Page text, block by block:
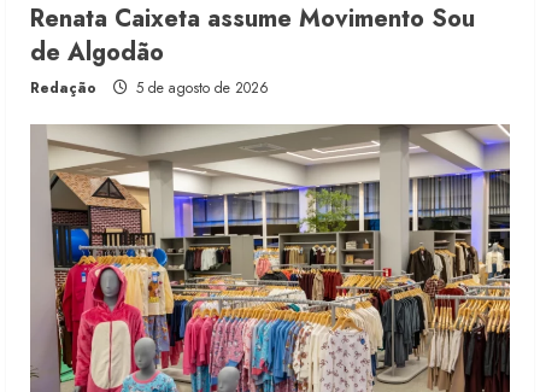
Renata Caixeta assume Movimento Sou
de Algodão
Redação 5 de agosto de 2026